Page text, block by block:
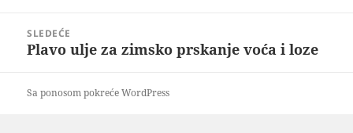
SLEDEĆE
Sledeći
Plavo ulje za zimsko prskanje voća i loze
Sa ponosom pokreće WordPress